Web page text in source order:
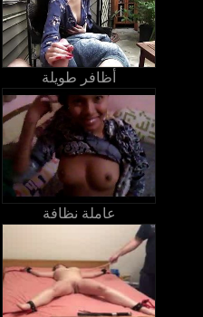
أظافر طويلة
عاملة نظافة